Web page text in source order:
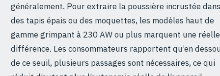
généralement. Pour extraire la poussière incrustée dans
des tapis épais ou des moquettes, les modèles haut de
gamme grimpant à 230 AW ou plus marquent une réelle
différence. Les consommateurs rapportent qu’en
de ce seuil, plusieurs passages sont nécessaires, ce qui